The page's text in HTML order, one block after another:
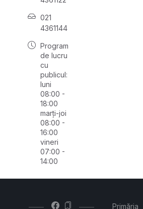
021
4361144
Program
de lucru
cu
publicul:
luni
08:00 -
18:00
marți-joi
08:00 -
16:00
vineri
07:00 -
14:00
Primăria